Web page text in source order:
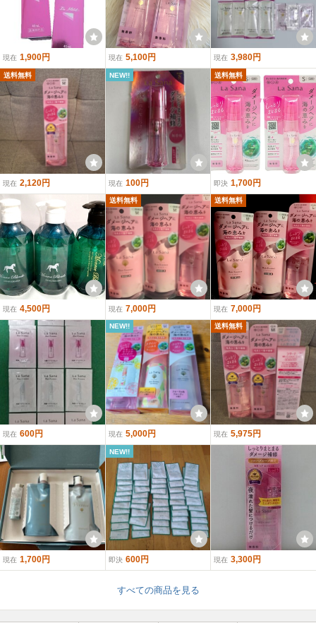
現在 1,900円 現在 5,100円 現在 3,980円
送料無料
現在 2,120円
NEW!!
現在 100円
送料無料
即決 1,700円
現在 4,500円
送料無料
現在 7,000円
送料無料
現在 7,000円
現在 600円
NEW!!
現在 5,000円
送料無料
現在 5,975円
現在 1,700円
NEW!!
即決 600円 現在 3,300円
すべての商品を見る